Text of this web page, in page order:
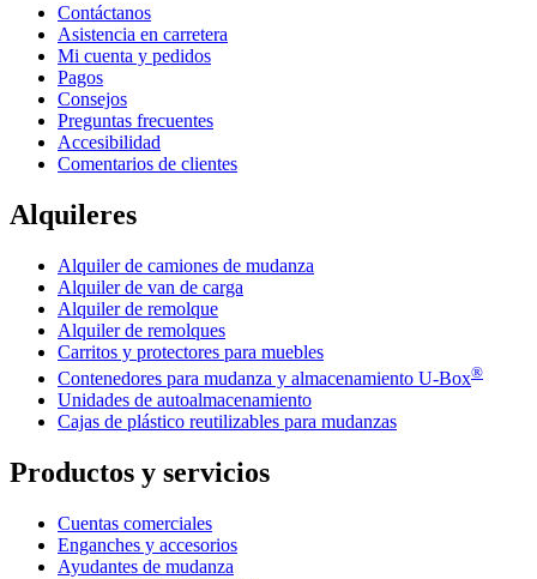
Contáctanos
Asistencia en carretera
Mi cuenta y pedidos
Pagos
Consejos
Preguntas frecuentes
Accesibilidad
Comentarios de clientes
Alquileres
Alquiler de camiones de mudanza
Alquiler de van de carga
Alquiler de remolque
Alquiler de remolques
Carritos y protectores para muebles
Contenedores para mudanza y almacenamiento U-Box®
Unidades de autoalmacenamiento
Cajas de plástico reutilizables para mudanzas
Productos y servicios
Cuentas comerciales
Enganches y accesorios
Ayudantes de mudanza